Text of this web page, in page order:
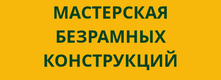
МАСТЕРСКАЯ
БЕЗРАМНЫХ
КОНСТРУКЦИЙ